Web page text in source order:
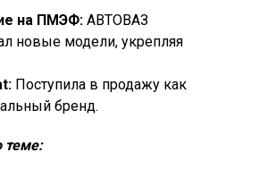
на ПМЭФ:АВТОВАЗ
новые модели, укрепляя
Поступила в продажу как
бренд.
теме: